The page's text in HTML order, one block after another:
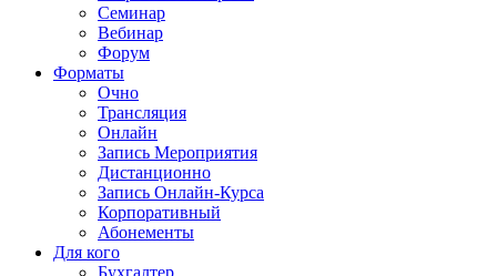
Семинар
Вебинар
Форум
Форматы
Очно
Трансляция
Онлайн
Запись Мероприятия
Дистанционно
Запись Онлайн-Курса
Корпоративный
Абонементы
Для кого
Бухгалтер